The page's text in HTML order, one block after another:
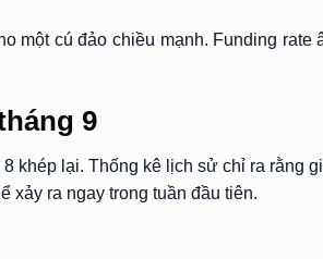
cú đảo chiều mạnh. Funding
9
khép lại. Thống kê lịch sử chỉ ra rằng
xảy ra ngay trong tuần đầu tiên.